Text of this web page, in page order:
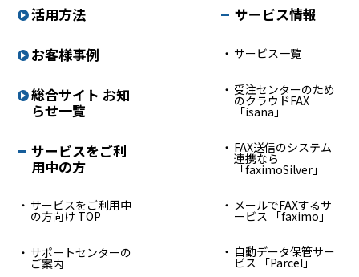
活用方法
お客様事例
総合サイト お知
らせ一覧
サービスをご利
用中の方
サービスをご利用中
の方向け TOP
サポートセンターの
ご案内
サービス情報
サービス一覧
受注センターのため
のクラウドFAX
「isana」
FAX送信のシステム
連携なら
「faximoSilver」
メールでFAXするサ
ービス 「faximo」
自動データ保管サー
ビス 「Parcel」